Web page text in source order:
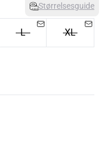
Størrelsesguide
L XL